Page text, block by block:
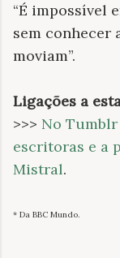
“É impossível
sem conhecer
moviam”.
Ligações a
>>> No
escritoras e a
Mistral.
* Da BBC Mundo.